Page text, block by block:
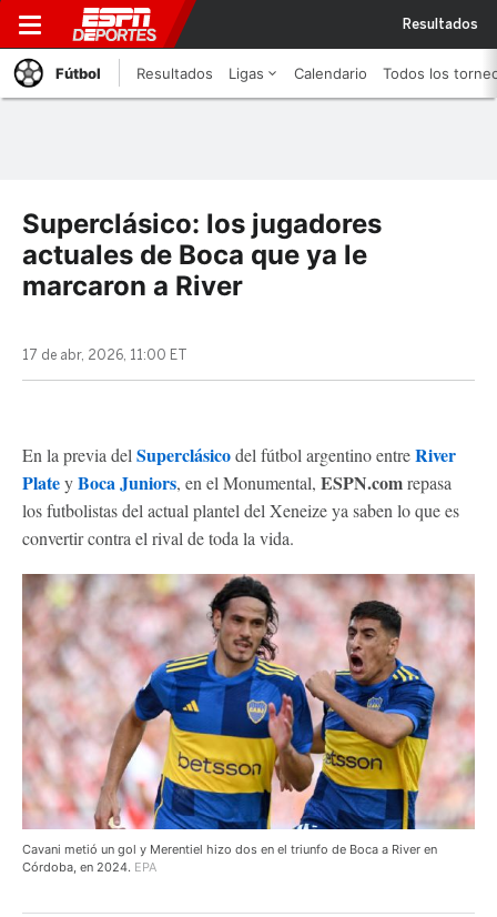
Resultados
Fútbol Resultados Ligas Calendario Todos los
Superclásico: los jugadores
actuales de Boca que ya le
marcaron a River
17 de abr, 2026, 11:00 ET
En la previa del Superclásicodel fútbol argentino entreRiver
PlateyBoca Juniors, en el Monumental, ESPN.comrepasa
los futbolistas del actual plantel del Xeneize ya saben lo que es
convertir contra el rival de toda la vida.
Cavani metió un gol y Merentiel hizo dos en el triunfo de Boca a River en
Córdoba, en 2024. EPA